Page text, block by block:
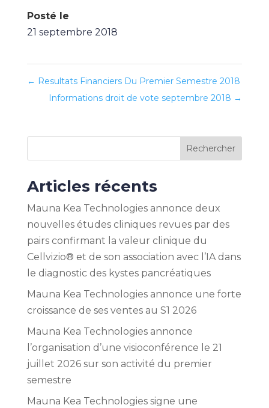
Posté le
21 septembre 2018
← Resultats Financiers Du Premier Semestre 2018
Informations droit de vote septembre 2018 →
Rechercher
Articles récents
Mauna Kea Technologies annonce deux
nouvelles études cliniques revues par des
pairs confirmant la valeur clinique du
Cellvizio® et de son association avec l’IA dans
le diagnostic des kystes pancréatiques
Mauna Kea Technologies annonce une forte
croissance de ses ventes au S1 2026
Mauna Kea Technologies annonce
l’organisation d’une visioconférence le 21
juillet 2026 sur son activité du premier
semestre
Mauna Kea Technologies signe une